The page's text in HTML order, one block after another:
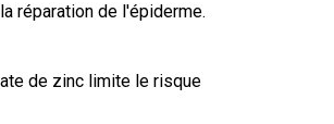
réparation de l'épiderme.
de zinc limite le risque